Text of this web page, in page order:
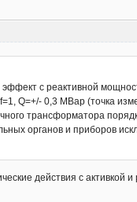
с реактивной
Q=+/- 0,3 МВар (точка
трансформатора
органов и приборов
действия с активкой и